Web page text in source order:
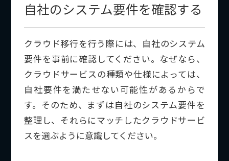
自社のシステム要件を確認する
クラウド移行を行う際には、自社のシステム
要件を事前に確認してください。なぜなら、
クラウドサービスの種類や仕様によっては、
自社要件を満たせない可能性があるからで
す。そのため、まずは自社のシステム要件を
整理し、それらにマッチしたクラウドサービ
スを選ぶように意識してください。